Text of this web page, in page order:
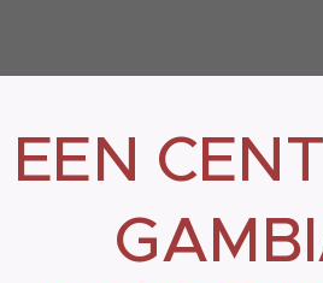
EEN